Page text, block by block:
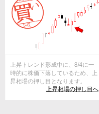
上昇トレンド形成中に、8/4に一
時的に株価下落しているため、上
昇相場の押し目となります。
上昇相場の押し目へ